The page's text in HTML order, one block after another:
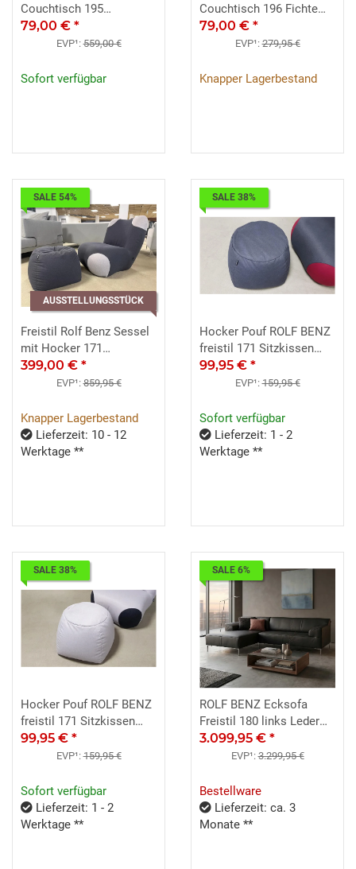
Couchtisch 195
warmgrau ca. 79x79
79,00 € *
EVP¹:559,00 €
Sofort verfügbar
Couchtisch 196 Fichte
Dreibein graphitgrau ca.
60/40/60
79,00 € *
EVP¹:279,95 €
Knapper Lagerbestand
AUSSTELLUNGSSTÜCK
SALE 54%
Freistil Rolf Benz Sessel
mit Hocker 171
schwarzgrau hellgrau
399,00 € *
EVP¹:859,95 €
Knapper Lagerbestand
Lieferzeit: 10 - 12
Werktage **
SALE 38%
Hocker Pouf ROLF BENZ
freistil 171 Sitzkissen
Stoff schwarzgrau
99,95 € *
EVP¹:159,95 €
Sofort verfügbar
Lieferzeit: 1 - 2
Werktage **
SALE 38%
Hocker Pouf ROLF BENZ
freistil 171 Sitzkissen
Stoff signalgrau
99,95 € *
EVP¹:159,95 €
Sofort verfügbar
Lieferzeit: 1 - 2
Werktage **
SALE 6%
ROLF BENZ Ecksofa
Freistil 180 links Leder
schwarz 260x170 cm
3.099,95 € *
EVP¹:3.299,95 €
Bestellware
Lieferzeit: ca. 3
Monate **